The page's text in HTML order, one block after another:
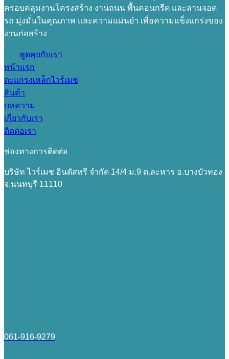
ครอบคลุมงานโครงสร้าง งานถนน พื้นคอนกรีต และลานจอด
รถ มุ่งมั่นในคุณภาพ และความแม่นยำ เพื่อความแข็งแกร่งของ
งานก่อสร้าง
พูดคุยกับเรา
หน้าแรก
ตะแกรงเหล็กไวร์เมช
สินค้า
บทความ
เกี่ยวกับเรา
ติดต่อเรา
ช่องทางการติดต่อ
บริษัท ไวร์เมช อินดัสทรี จำกัด 14/4 ม.9 ต.ละหาร อ.บางบัวทอง
จ.นนทบุรี 11110
061-916-9279